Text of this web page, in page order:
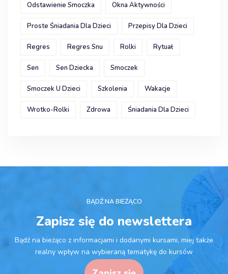
Odstawienie Smoczka Okna Aktywności
Proste Śniadania Dla Dzieci Przepisy Dla Dzieci
Regres Regres Snu Rolki Rytuał
Sen Sen Dziecka Smoczek
Smoczek U Dzieci Szkolenia Wakacje
Wrotko-Rolki Zdrowa Śniadania Dla Dzieci
BĄDŹ NA BIEŻĄCO
Zapisz się do newslettera
Bądź na bieżąco z informacjami i dodanymi kursami, miej także
realny wpływ na wybieraną tematykę do kursów